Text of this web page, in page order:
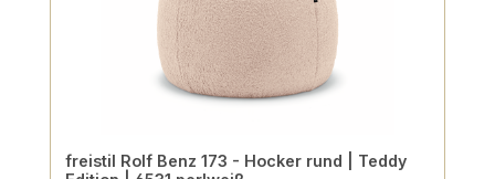
freistil Rolf Benz 173 - Hocker rund | Teddy